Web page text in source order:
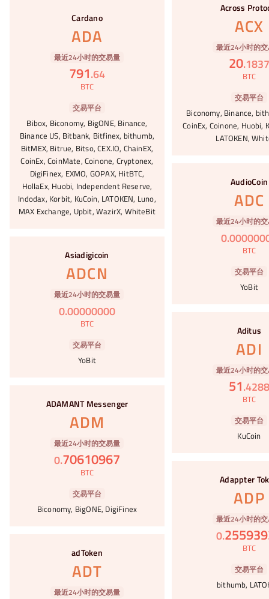
Across
ACX
最近24小时的
20.1837
BTC
交易平台
Biconomy, Binance,
CoinEx, Coinone, Huobi,
LATOKEN,
Cardano
ADA
最近24小时的交易量
791.64
BTC
交易平台
Bibox, Biconomy, BigONE, Binance,
Binance US, Bitbank, Bitfinex, bithumb,
BitMEX, Bitrue, Bitso, CEX.IO, ChainEX,
CoinEx, CoinMate, Coinone, Cryptonex,
DigiFinex, EXMO, GOPAX, HitBTC,
HollaEx, Huobi, Independent Reserve,
Indodax, Korbit, KuCoin, LATOKEN, Luno,
MAX Exchange, Upbit, WazirX, WhiteBit
AudioCoin
ADC
最近24小时的
0.
BTC
交易平台
YoBit
Asiadigicoin
ADCN
最近24小时的交易量
0.00000000
BTC
交易平台
YoBit
Aditus
ADI
最近24小时的
51.4288
BTC
交易平台
KuCoin
ADAMANT Messenger
ADM
最近24小时的交易量
0.70610967
BTC
交易平台
Biconomy, BigONE, DigiFinex
Adappter
ADP
最近24小时的
0.
BTC
交易平台
bithumb,
adToken
ADT
最近24小时的交易量